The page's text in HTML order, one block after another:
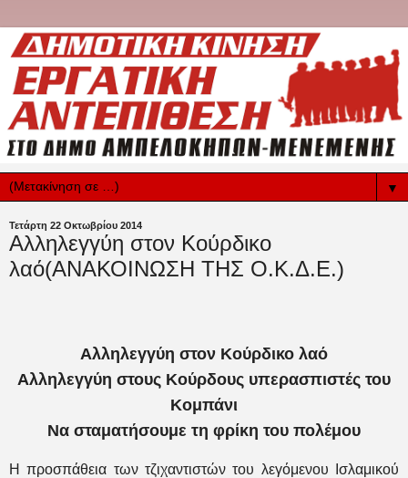
▼
Τετάρτη 22 Οκτωβρίου 2014
Αλληλεγγύη στον Κούρδικο
λαό(ΑΝΑΚΟΙΝΩΣΗ ΤΗΣ Ο.Κ.Δ.Ε.)
Αλληλεγγύη στον Κούρδικο λαό
Αλληλεγγύη στους Κούρδους υπερασπιστές του
Κομπάνι
Να σταματήσουμε τη φρίκη του πολέμου
Η προσπάθεια των τζιχαντιστών του λεγόμενου Ισλαμικού